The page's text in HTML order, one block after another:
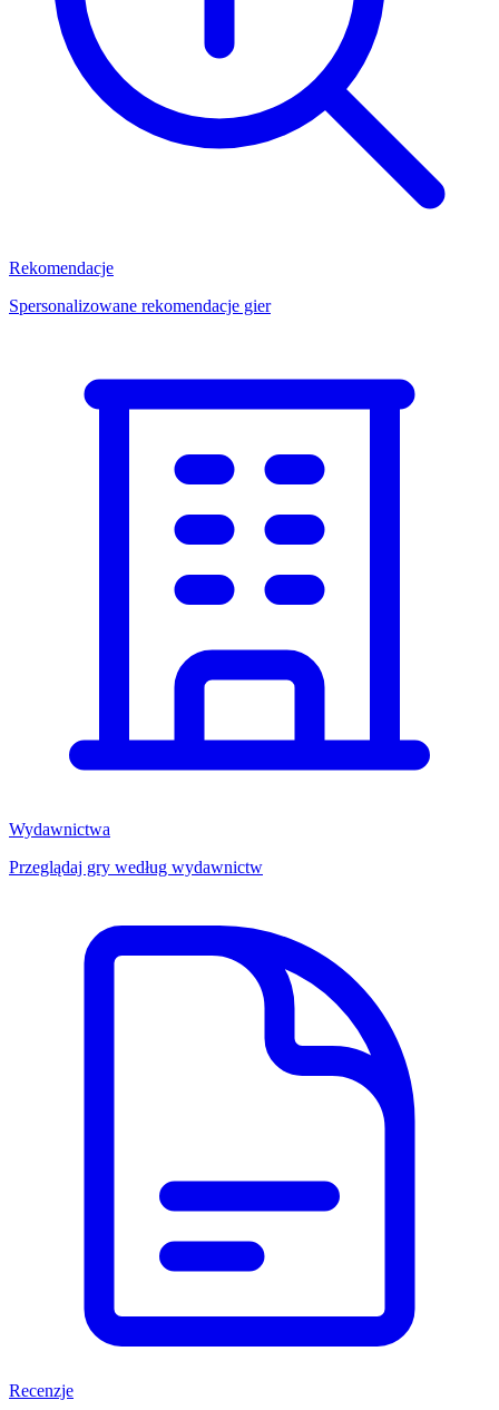
Rekomendacje
Spersonalizowane rekomendacje gier
Wydawnictwa
Przeglądaj gry według wydawnictw
Recenzje